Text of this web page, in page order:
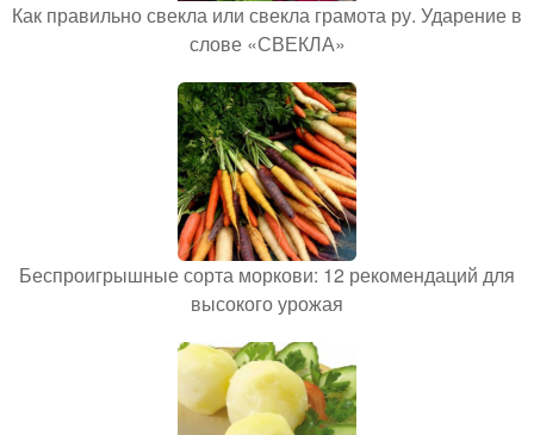
Как правильно свекла или свекла грамота ру. Ударение в
слове «СВЕКЛА»
Беспроигрышные сорта моркови: 12 рекомендаций для
высокого урожая